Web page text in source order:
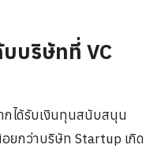
บริษัทที่ VC
กได้รับเงินทุนสนับสนุน
ยกว่าบริษัท Startup เกิด